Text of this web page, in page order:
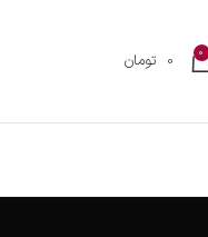
0
0 تومان